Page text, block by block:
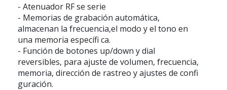
- Atenuador RF se serie
- Memorias de grabación automática,
almacenan la frecuencia,el modo y el tono en
una memoria específi ca.
- Función de botones up/down y dial
reversibles, para ajuste de volumen, frecuencia,
memoria, dirección de rastreo y ajustes de confi
guración.